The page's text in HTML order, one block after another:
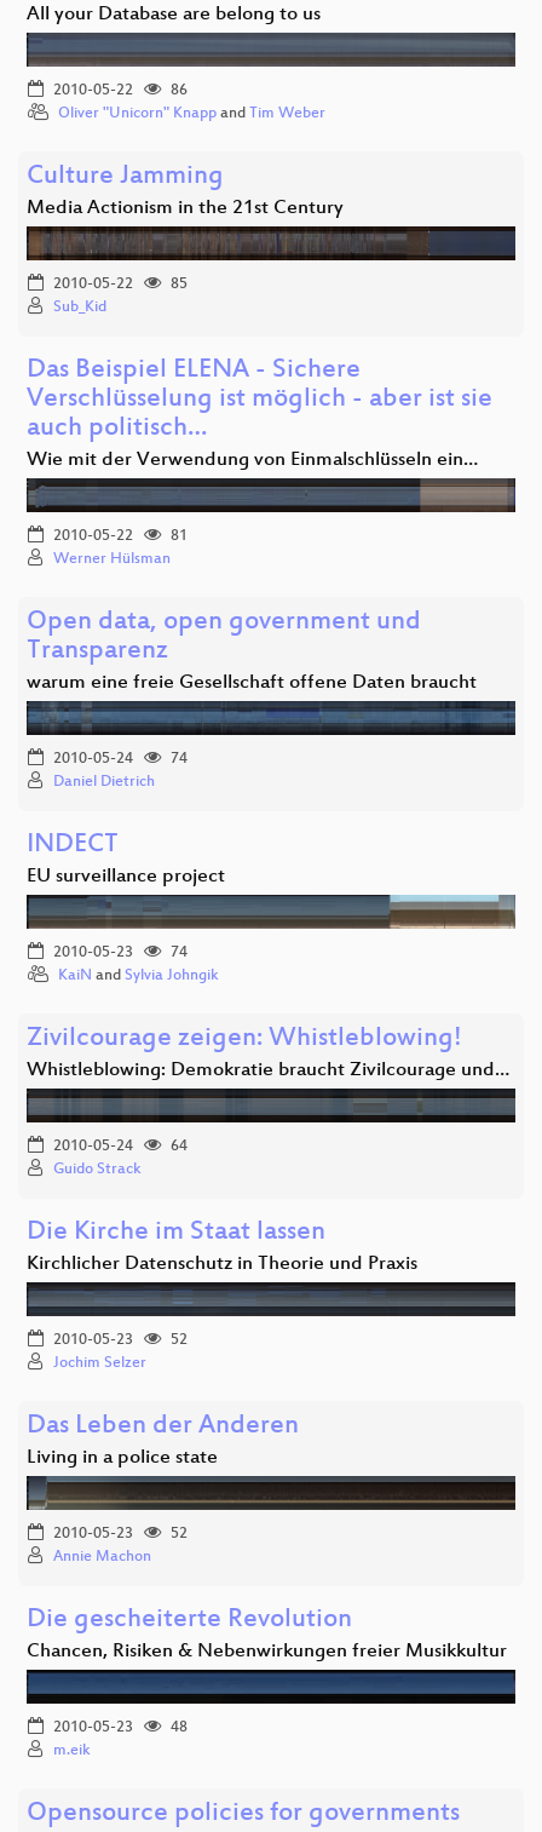
All your Database are belong to us
2010-05-22
86
Oliver "Unicorn" Knapp and Tim Weber
Culture Jamming
Media Actionism in the 21st Century
2010-05-22
85
Sub_Kid
Das Beispiel ELENA - Sichere
Verschlüsselung ist möglich - aber ist sie
auch politisch…
Wie mit der Verwendung von Einmalschlüsseln ein…
2010-05-22
81
Werner Hülsman
Open data, open government und
Transparenz
warum eine freie Gesellschaft offene Daten braucht
2010-05-24
74
Daniel Dietrich
INDECT
EU surveillance project
2010-05-23
74
KaiN and Sylvia Johngik
Zivilcourage zeigen: Whistleblowing!
Whistleblowing: Demokratie braucht Zivilcourage und…
2010-05-24
64
Guido Strack
Die Kirche im Staat lassen
Kirchlicher Datenschutz in Theorie und Praxis
2010-05-23
52
Jochim Selzer
Das Leben der Anderen
Living in a police state
2010-05-23
52
Annie Machon
Die gescheiterte Revolution
Chancen, Risiken & Nebenwirkungen freier Musikkultur
2010-05-23
48
m.eik
Opensource policies for governments